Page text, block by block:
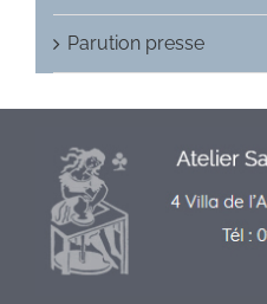
Parution presse